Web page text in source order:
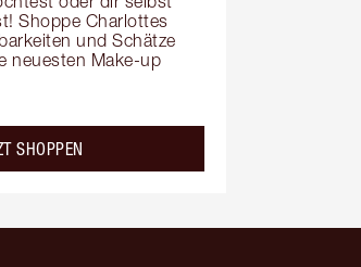
Shoppe Charlottes
und Schätze
neuesten Make-up
SHOPPEN